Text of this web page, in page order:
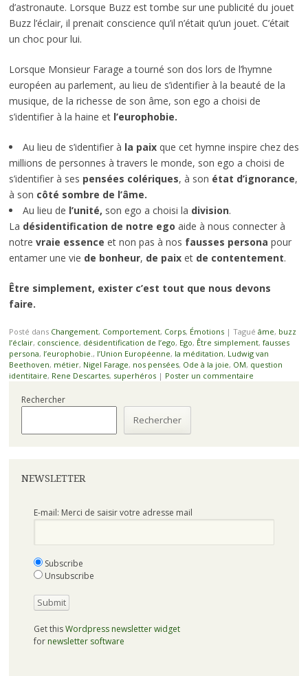
d’astronaute. Lorsque Buzz est tombe sur une publicité du jouet
Buzz l’éclair, il prenait conscience qu’il n’était qu’un jouet. C’était
un choc pour lui.
Lorsque Monsieur Farage a tourné son dos lors de l’hymne
européen au parlement, au lieu de s’identifier à la beauté de la
musique, de la richesse de son âme, son ego a choisi de
s’identifier à la haine et l’europhobie.
Au lieu de s’identifier à la paixque cet hymne inspire chez des
millions de personnes à travers le monde, son ego a choisi de
s’identifier à ses pensées colériques, à son état d’ignorance,
à son côté sombre de l’âme.
Au lieu de l’unité, son ego a choisi la division.
La désidentification de notre ego aide à nous connecter à
notre vraie essence et non pas à nos fausses persona pour
entamer une vie de bonheur, de paixetde contentement.
Être simplement, exister c’est tout que nous devons
faire.
Posté dans Changement, Comportement, Corps, Émotions | Tagué âme, buzz
l’éclair, conscience, désidentification de l’ego, Ego, Être simplement, fausses
persona, l’europhobie., l’Union Européenne, la méditation, Ludwig van
Beethoven, métier, Nigel Farage, nos pensées, Ode à la joie, OM, question
identitaire, Rene Descartes, superhéros | Poster un commentaire
Rechercher
Rechercher
NEWSLETTER
E-mail: Merci de saisir votre adresse mail
Subscribe
Unsubscribe
Get thisWordpress newsletter widget
for newsletter software